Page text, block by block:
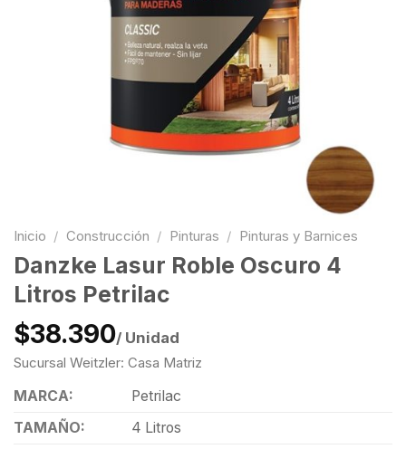
Inicio / Construcción / Pinturas / Pinturas y Barnices
Danzke Lasur Roble Oscuro 4
Litros Petrilac
$38.390/ Unidad
Sucursal Weitzler: Casa Matriz
MARCA:
Petrilac
TAMAÑO:
4 Litros